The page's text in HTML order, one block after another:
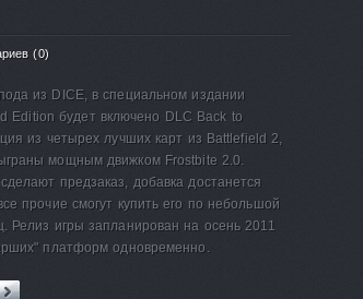
(0)
из DICE, в специальном издании
Edition будет включено DLC Back to
из четырех лучших карт из Battlefield 2,
мощным движком Frostbite 2.0.
предзаказ, добавка достанется
прочие смогут купить его по небольшой
Релиз игры запланирован на осень 2011
платформ одновременно.